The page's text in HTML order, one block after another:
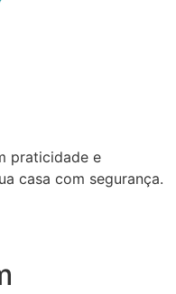
praticidade e
casa com segurança.